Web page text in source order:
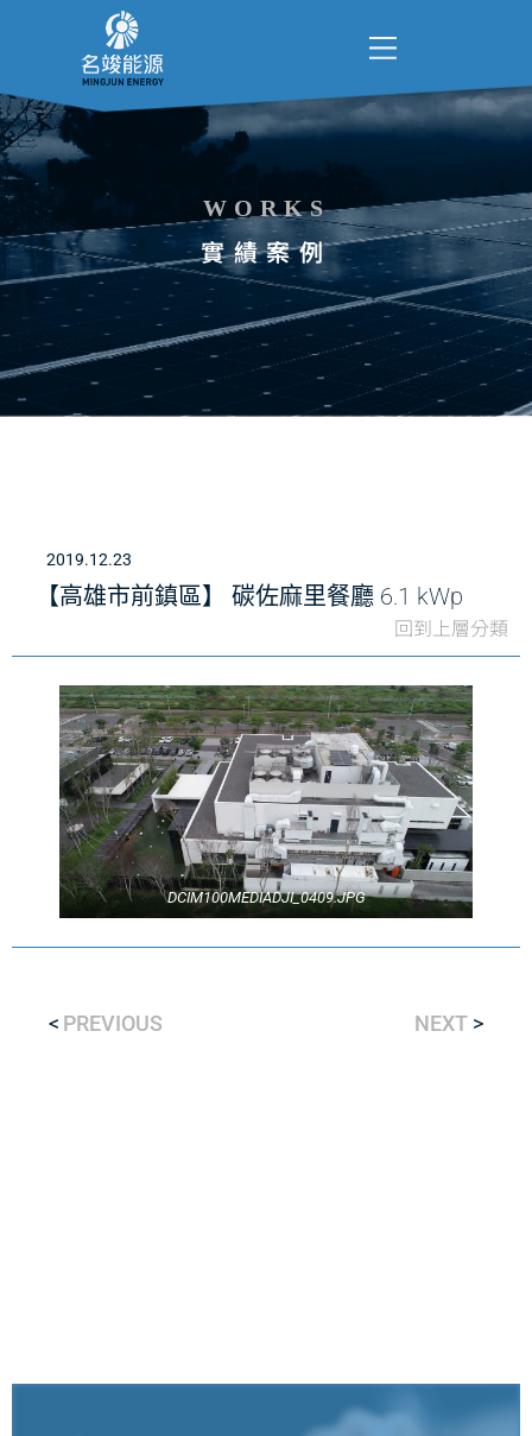
WORKS
實績案例
2019.12.23
【高雄市前鎮區】 碳佐麻里餐廳 6.1 kWp
回到上層分類
DCIM100MEDIADJI_0409.JPG
NEXT
PREVIOUS